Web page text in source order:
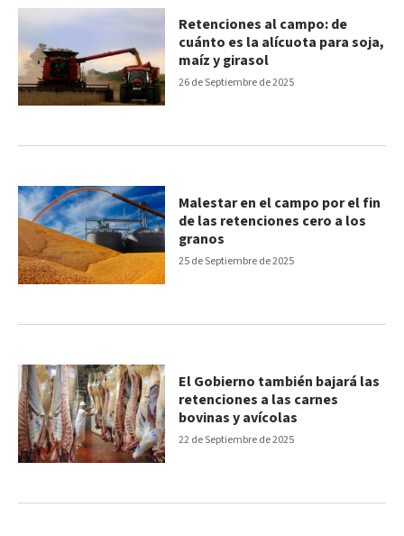
26 de Septiembre de 2025
Retenciones al campo: de
cuánto es la alícuota para soja,
maíz y girasol
25 de Septiembre de 2025
Malestar en el campo por el fin
de las retenciones cero a los
granos
22 de Septiembre de 2025
El Gobierno también bajará las
retenciones a las carnes
bovinas y avícolas